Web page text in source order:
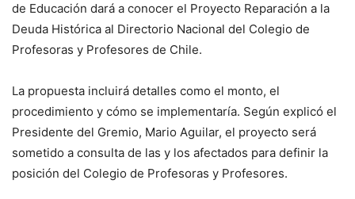
de Educación dará a conocer el Proyecto Reparación a la
Deuda Histórica al Directorio Nacional del Colegio de
Profesoras y Profesores de Chile.
La propuesta incluirá detalles como el monto, el
procedimiento y cómo se implementaría. Según explicó el
Presidente del Gremio, Mario Aguilar, el proyecto será
sometido a consulta de las y los afectados para definir la
posición del Colegio de Profesoras y Profesores.